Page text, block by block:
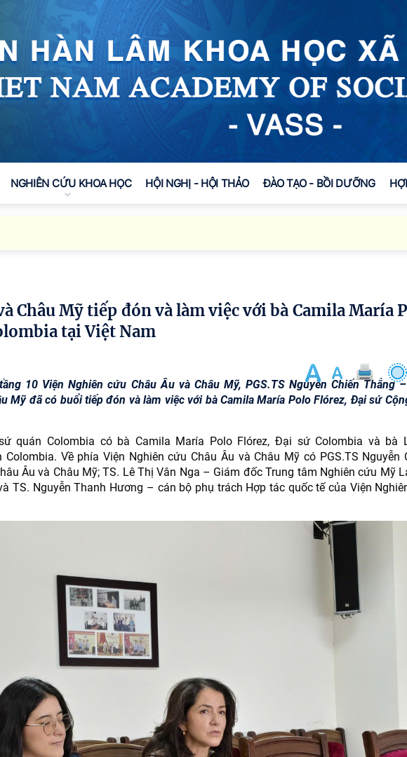
NGHIÊN CỨU KHOA HỌC HỘI NGHỊ - HỘI THẢO ĐÀO TẠO - BỒI DƯỠNG
tại Việt Nam
10 Viện Nghiên cứu Châu Âu và Châu Mỹ, PGS.TS Nguyễn Chiến Thắng
Mỹ đã có buổi tiếp đón và làm việc với bà Camila María Polo Flórez, Đại sứ
quán Colombia có bà Camila María Polo Flórez, Đại sứ Colombia và bà
Về phía Viện Nghiên cứu Châu Âu và Châu Mỹ có PGS.TS Nguyễn
Âu và Châu Mỹ; TS. Lê Thị Vân Nga – Giám đốc Trung tâm Nghiên cứu Mỹ
TS. Nguyễn Thanh Hương – cán bộ phụ trách Hợp tác quốc tế của Viện